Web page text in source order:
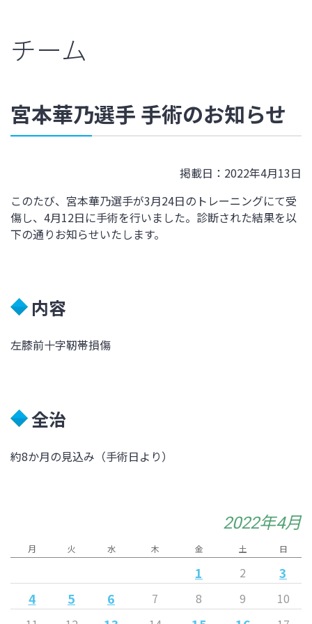
チーム
宮本華乃選手 手術のお知らせ
掲載日：2022年4月13日
このたび、宮本華乃選手が3月24日のトレーニングにて受
傷し、4月12日に手術を行いました。診断された結果を以
下の通りお知らせいたします。
内容
左膝前十字靭帯損傷
全治
約8か月の見込み（手術日より）
2022年4月
月 火 水 木 金 土 日
1 2
3
4
5 6 7 8 9
10